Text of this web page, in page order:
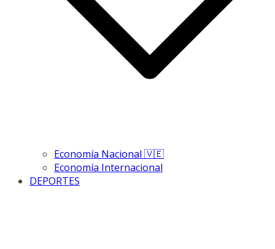
Economía Nacional 🇻🇪
Economía Internacional
DEPORTES